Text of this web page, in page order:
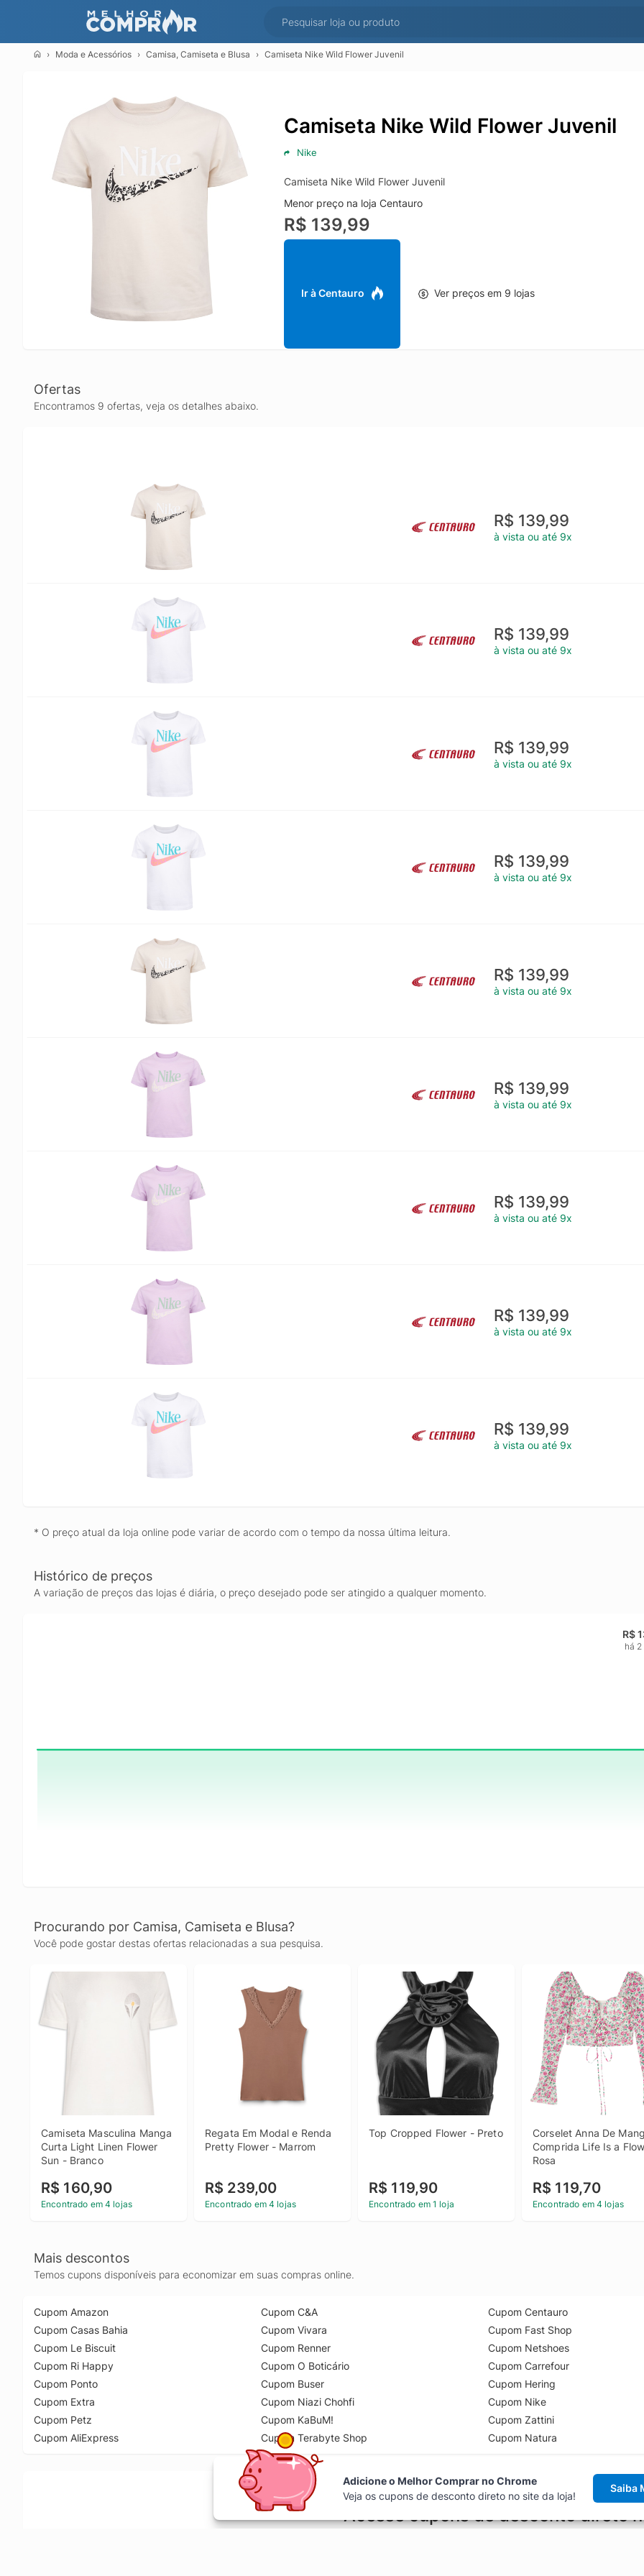
Moda e Acessórios Camisa, Camiseta e Blusa Camiseta Nike Wild Flower Juvenil
Camiseta Nike Wild Flower Juvenil
Nike
Camiseta Nike Wild Flower Juvenil
Menor preço na loja Centauro
R$ 139,99
Ir à Centauro Ver preços em 9 lojas
Ofertas
Encontramos 9 ofertas, veja os detalhes abaixo.
R$ 139,99
à vista ou até 9x
R$ 139,99
à vista ou até 9x
R$ 139,99
à vista ou até 9x
R$ 139,99
à vista ou até 9x
R$ 139,99
à vista ou até 9x
R$ 139,99
à vista ou até 9x
R$ 139,99
à vista ou até 9x
R$ 139,99
à vista ou até 9x
R$ 139,99
à vista ou até 9x
* O preço atual da loja online pode variar de acordo com o tempo da nossa última leitura.
Histórico de preços
A variação de preços das lojas é diária, o preço desejado pode ser atingido a qualquer momento.
R$
há 2
Procurando por Camisa, Camiseta e Blusa?
Você pode gostar destas ofertas relacionadas a sua pesquisa.
Camiseta Masculina Manga
Curta Light Linen Flower
Sun - Branco
R$ 160,90
Encontrado em 4 lojas
Regata Em Modal e Renda
Pretty Flower - Marrom
R$ 239,00
Encontrado em 4 lojas
Top Cropped Flower - Preto
R$ 119,90
Encontrado em 1 loja
Corselet Anna De
Comprida Life Is a
Rosa
R$ 119,70
Encontrado em 4 lojas
Mais descontos
Temos cupons disponíveis para economizar em suas compras online.
Cupom Amazon
Cupom Casas Bahia
Cupom Le Biscuit
Cupom Ri Happy
Cupom Ponto
Cupom Extra
Cupom Petz
Cupom AliExpress
Cupom C&A
Cupom Vivara
Cupom Renner
Cupom O Boticário
Cupom Buser
Cupom Niazi Chohfi
Cupom KaBuM!
Cupom Terabyte Shop
Cupom Centauro
Cupom Fast Shop
Cupom Netshoes
Cupom Carrefour
Cupom Hering
Cupom Nike
Cupom Zattini
Cupom Natura
Acesse cupons de desconto direto
Adicione o Melhor Comprar no Chrome
Veja os cupons de desconto direto no site da loja!
Saiba